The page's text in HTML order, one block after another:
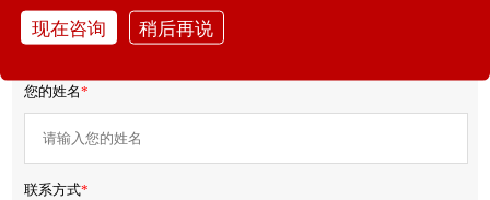
免费获取产品报价/方案
您的姓名*
联系方式*
现在咨询 稍后再说